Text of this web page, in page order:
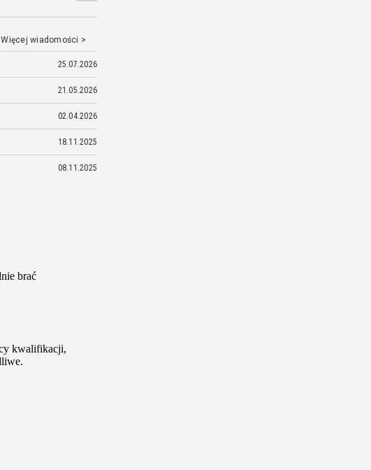
Więcej wiadomości >
25.07.2026
21.05.2026
02.04.2026
18.11.2025
08.11.2025